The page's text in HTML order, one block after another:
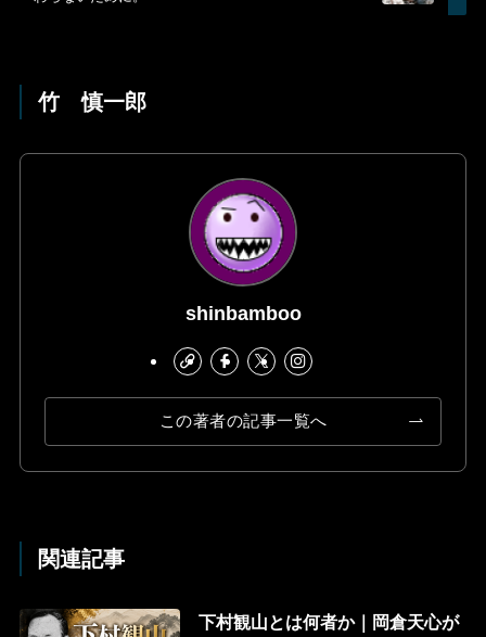
竹 慎一郎
shinbamboo
この著者の記事一覧へ
関連記事
下村観山とは何者か｜岡倉天心が